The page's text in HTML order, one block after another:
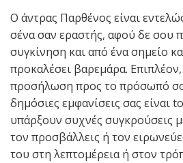
Ο άντρας Παρθένος είναι
σένα σαν εραστής, αφού δε σου
συγκίνηση και από ένα σημείο
προκαλέσει βαρεμάρα.
προσήλωση προς το πρόσωπό
δημόσιες εμφανίσεις σας είναι
υπάρξουν συχνές συγκρούσεις
τον προσβάλλεις ή τον
του στη λεπτομέρεια ή στον